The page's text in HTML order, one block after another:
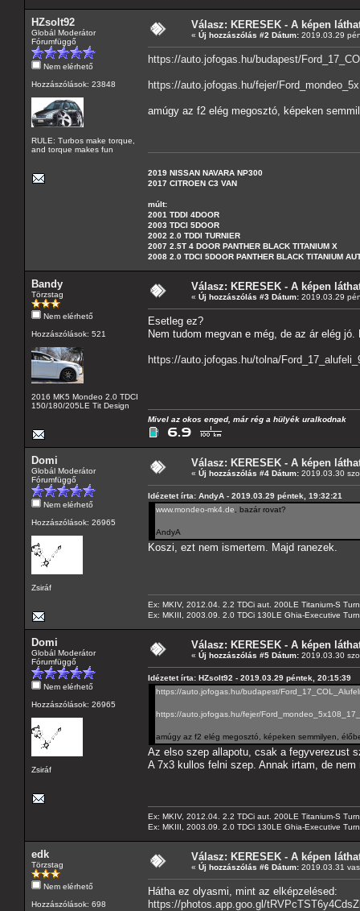
HZsolt92
Globál Moderátor
Fórumfüggő
Nem elérhető
Hozzászólások: 23848
RULE: Turbos make torque,
and torque makes fun
Válasz: KERESEK - A képen
« Új hozzászólás #2 Dátum: 2019.03.29
https://auto.jofogas.hu/budapest/
https://auto.jofogas.hu/fejer/
amúgy az f2 elég megosztó, képeken
2019 NISSAN NAVARA NP300
2017 CITROEN C3 VAN
múlt:
2001 TDDI 4DOOR
2003 TDCI 5DOOR
2002 2.0 TDDI TURNIER
2007 2.5T 4 DOOR PANTHER BLACK TITANIUM X
2008 2.0 TDCI 5DOOR PANTHER BLACK TITANIUM
Bandy
Törzstag
Nem elérhető
Hozzászólások: 521
2016 MK5 Mondeo 2.0 TDCI
150/180/205LE Tit Design
Válasz: KERESEK - A képen
« Új hozzászólás #3 Dátum: 2019.03.29
Esetleg ez?
Nem tudom megvan e még, de az ár elég
https://auto.jofogas.hu/tolna/
Mivel az okos enged, már rég a hülyék uralkodnak
Domi
Globál Moderátor
Fórumfüggő
Nem elérhető
Hozzászólások: 26965
Zsiráf
Válasz: KERESEK - A képen
« Új hozzászólás #4 Dátum: 2019.03.30
Idézetet írta: AndyA - 2019.03.29 péntek, 19:32:21
www.mondeo-mk4.de , bazár rovat?
AndyA
Koszi, ezt nem ismertem. Majd ranezek.
Ex: MKIV, 2012.04. 2.2 TDCi aut. 200LE Titanium-S
Ex: MKIII, 2003.09. 2.0 TDCi 130LE Ghia-Executive
Domi
Globál Moderátor
Fórumfüggő
Nem elérhető
Hozzászólások: 26965
Zsiráf
Válasz: KERESEK - A képen
« Új hozzászólás #5 Dátum: 2019.03.30
Idézetet írta: HZsolt92 - 2019.03.29 péntek, 20:15:39
https://auto.jofogas.hu/budapest/
https://auto.jofogas.hu/fejer/
amúgy az f2 elég megosztó, képeken semmilyen,
Az elso szep allapotu, csak a fegyverezust
A 7x3 kullos felni szep. Annak irtam, de nem
Ex: MKIV, 2012.04. 2.2 TDCi aut. 200LE Titanium-S
Ex: MKIII, 2003.09. 2.0 TDCi 130LE Ghia-Executive
edk
Törzstag
Nem elérhető
Hozzászólások: 698
Válasz: KERESEK - A képen
« Új hozzászólás #6 Dátum: 2019.03.31
Hátha ez olyasmi, mint az elképzelésed:
https://photos.app.goo.gl/